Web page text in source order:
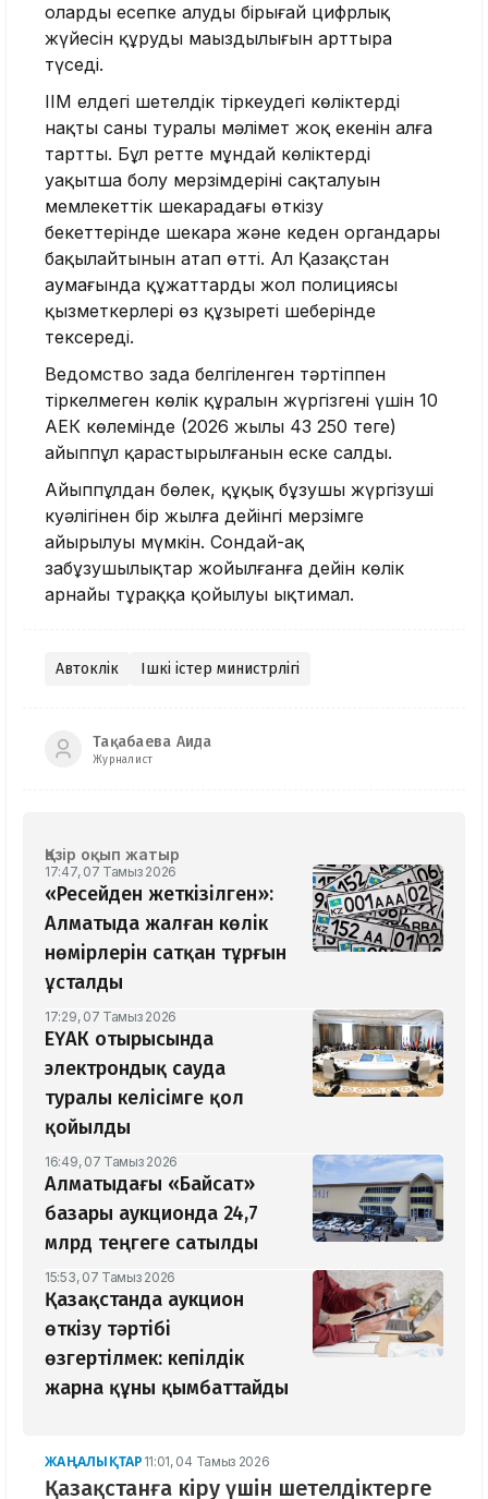
оларды есепке алудың бірыңғай цифрлық
жүйесін құрудың маңыздылығын арттыра
түседі.
ІІМ елдегі шетелдік тіркеудегі көліктердің
нақты саны туралы мәлімет жоқ екенін алға
тартты. Бұл ретте мұндай көліктердің
уақытша болу мерзімдерінің сақталуын
мемлекеттік шекарадағы өткізу
бекеттерінде шекара және кеден органдары
бақылайтынын атап өтті. Ал Қазақстан
аумағында құжаттарды жол полициясы
қызметкерлері өз құзыреті шеңберінде
тексереді.
Ведомство заңда белгіленген тәртіппен
тіркелмеген көлік құралын жүргізгені үшін 10
АЕК көлемінде (2026 жылы 43 250 теңге)
айыппұл қарастырылғанын еске салды.
Айыппұлдан бөлек, құқық бұзушы жүргізуші
куәлігінен бір жылға дейінгі мерзімге
айырылуы мүмкін. Сондай-ақ
заңбұзушылықтар жойылғанға дейін көлік
арнайы тұраққа қойылуы ықтимал.
Автокөлік Ішкі істер министрлігі
Тақабаева Аида
Журналист
Қазір оқып жатыр
17:47, 07 Тамыз 2026
«Ресейден жеткізілген»:
Алматыда жалған көлік
нөмірлерін сатқан тұрғын
ұсталды
17:29, 07 Тамыз 2026
ЕҮАК отырысында
электрондық сауда
туралы келісімге қол
қойылды
16:49, 07 Тамыз 2026
Алматыдағы «Байсат»
базары аукционда 24,7
млрд теңгеге сатылды
15:53, 07 Тамыз 2026
Қазақстанда аукцион
өткізу тәртібі
өзгертілмек: кепілдік
жарна құны қымбаттайды
ЖАҢАЛЫҚТАР 11:01, 04 Тамыз 2026
Қазақстанға кіру үшін шетелдіктерге